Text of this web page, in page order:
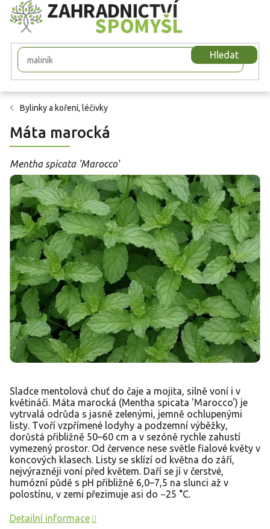
Přejít
na
obsah
Hledat
Bylinky a koření, léčivky
Máta marocká
Mentha spicata 'Marocco'
Sladce mentolová chuť do čaje a mojita, silně voní i v
květináči. Máta marocká (Mentha spicata 'Marocco') je
vytrvalá odrůda s jasně zelenými, jemně ochlupenými
listy. Tvoří vzpřímené lodyhy a podzemní výběžky,
dorůstá přibližně 50–60 cm a v sezóně rychle zahustí
vymezený prostor. Od července nese světle fialové květy v
koncových klasech. Listy se sklízí od května do září,
nejvýrazněji voní před květem. Daří se jí v čerstvé,
humózní půdě s pH přibližně 6,0–7,5 na slunci až v
polostínu, v zemi přezimuje asi do −25 °C.
Detailní informace